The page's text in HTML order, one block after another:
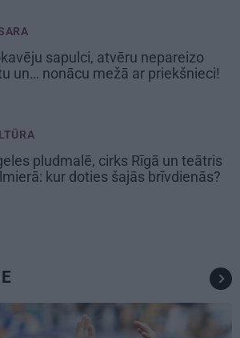
sapulci, atvēru nepareizo
un… nonācu mežā ar priekšnieci!
pludmalē, cirks Rīgā un teātris
kur doties šajās brīvdienās?